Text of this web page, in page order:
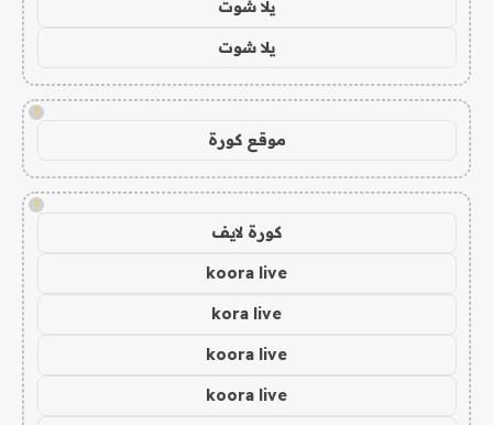
يلا شوت
يلا شوت
!
موقع كورة
!
كورة لايف
koora live
kora live
koora live
koora live